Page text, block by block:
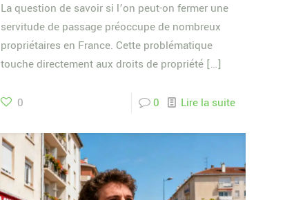
La question de savoir si l’on peut-on fermer une
servitude de passage préoccupe de nombreux
propriétaires en France. Cette problématique
touche directement aux droits de propriété […]
0 0 Lire la suite